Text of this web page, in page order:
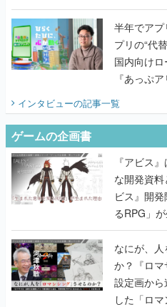
うこだわ
半年でアプリ
プリの“代
国内向け
『あっぷ
インタビューの記事一覧
ゲームの企画書
『アビス
な開発資
ビス』開
るRPG」
書】
なにが、
か？『ロ
設定画か
した「ロ